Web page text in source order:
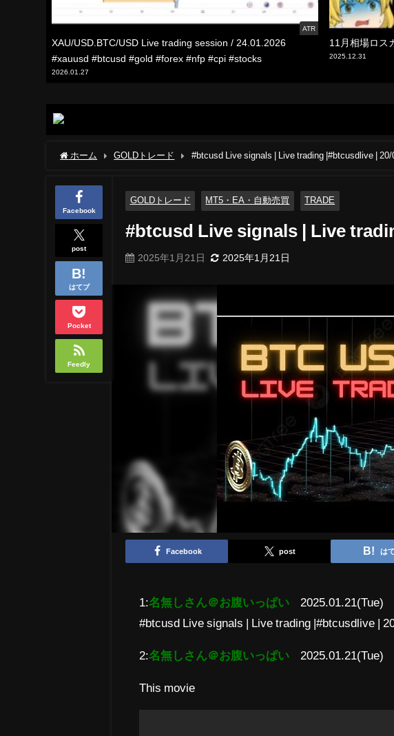
ATR
XAU/USD.BTC/USD Live trading session / 24.01.2026
#xauusd #btcusd #gold #forex #nfp #cpi #stocks
2026.01.27
11月相場ロス
2025.12.31
ホーム GOLDトレード #btcusd Live signals | Live trading |#btcusdlive |
Facebook
post
はてブ
Pocket
Feedly
GOLDトレード MT5・EA・自動売買 TRADE
#btcusd Live signals | Live
2025年1月21日 2025年1月21日
Facebook post は
1:名無しさん＠お腹いっぱい
2025.01.21(Tue)
#btcusd Live signals | Live trading |#btcusdlive |
2:名無しさん＠お腹いっぱい 2025.01.21(Tue)
This movie